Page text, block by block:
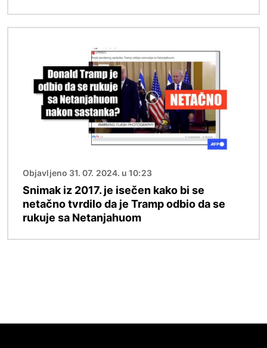
Objavljeno 31. 07. 2024. u 10:23
Snimak iz 2017. je isečen kako bi se
netačno tvrdilo da je Tramp odbio da se
rukuje sa Netanjahuom